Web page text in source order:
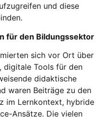
und diese
für den Bildungssektor
sich vor Ort über
digitale Tools für den
didaktische
waren Beiträge zu den
im Lernkontext, hybride
Ansätze. Die vielen